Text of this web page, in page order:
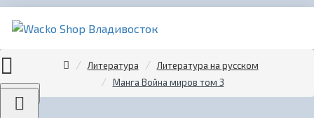
Menu
Литература
Литература на русском
Манга Война миров том 3